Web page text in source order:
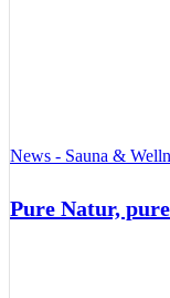
News - Sauna &
Pure Natur,